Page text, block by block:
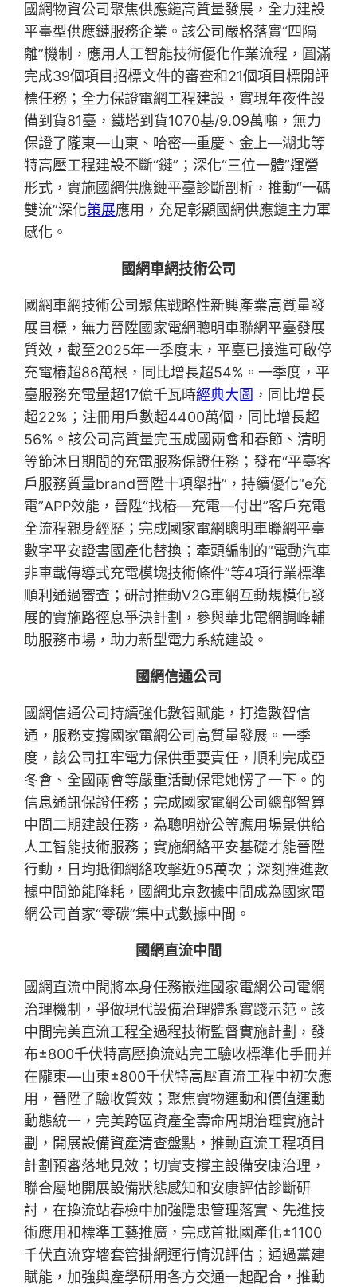
國網物資公司聚焦供應鏈高質量發展，全力建設
平臺型供應鏈服務企業。該公司嚴格落實“四隔
離”機制，應用人工智能技術優化作業流程，圓滿
完成39個項目招標文件的審查和21個項目標開評
標任務；全力保證電網工程建設，實現年夜件設
備到貨81臺，鐵塔到貨1070基/9.09萬噸，無力
保證了隴東—山東、哈密—重慶、金上—湖北等
特高壓工程建設不斷“鏈”；深化“三位一體”運營
形式，實施國網供應鏈平臺診斷剖析，推動“一碼
雙流”深化策展應用，充足彰顯國網供應鏈主力軍
感化。
國網車網技術公司
國網車網技術公司聚焦戰略性新興產業高質量發
展目標，無力晉陞國家電網聰明車聯網平臺發展
質效，截至2025年一季度末，平臺已接進可啟停
充電樁超86萬根，同比增長超54%。一季度，平
臺服務充電量超17億千瓦時經典大圖 ，同比增長
超22%；注冊用戶數超4400萬個，同比增長超
56%。該公司高質量完玉成國兩會和春節、清明
等節沐日期間的充電服務保證任務；發布“平臺客
戶服務質量brand晉陞十項舉措”，持續優化“e充
電”APP效能，晉陞“找樁—充電—付出”客戶充電
全流程親身經歷；完成國家電網聰明車聯網平臺
數字平安證書國產化替換；牽頭編制的“電動汽車
非車載傳導式充電模塊技術條件”等4項行業標準
順利通過審查；研討推動V2G車網互動規模化發
展的實施路徑息爭決計劃，參與華北電網調峰輔
助服務市場，助力新型電力系統建設。
國網信通公司
國網信通公司持續強化數智賦能，打造數智信
通，服務支撐國家電網公司高質量發展。一季
度，該公司扛牢電力保供重要責任，順利完成亞
冬會、全國兩會等嚴重活動保電她愣了一下。的
信息通訊保證任務；完成國家電網公司總部智算
中間二期建設任務，為聰明辦公等應用場景供給
人工智能技術服務；實施網絡平安基礎才能晉陞
行動，日均抵御網絡攻擊近95萬次；深刻推進數
據中間節能降耗，國網北京數據中間成為國家電
網公司首家“零碳”集中式數據中間。
國網直流中間
國網直流中間將本身任務嵌進國家電網公司電網
治理機制，爭做現代設備治理體系實踐示范。該
中間完美直流工程全過程技術監督實施計劃，發
布±800千伏特高壓換流站完工驗收標準化手冊并
在隴東—山東±800千伏特高壓直流工程中初次應
用，晉陞了驗收質效；聚焦實物運動和價值運動
動態統一，完美跨區資產全壽命周期治理實施計
劃，開展設備資產清查盤點，推動直流工程項目
計劃預審落地見效；切實支撐主設備安康治理，
聯合屬地開展設備狀態感知和安康評估診斷研
討，在換流站春檢中加強隱患管理落實、先進技
術應用和標準工藝推廣，完成首批國產化±1100
千伏直流穿墻套管掛網運行情況評估；通過黨建
賦能，加強與產學研用各方交通一起配合，推動